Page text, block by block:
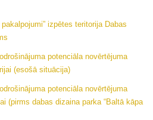
izpētes teritorija Dabas
potenciāla novērtējuma
(esošā situācija)
potenciāla novērtējuma
(pirms dabas dizaina parka “Baltā kāpa